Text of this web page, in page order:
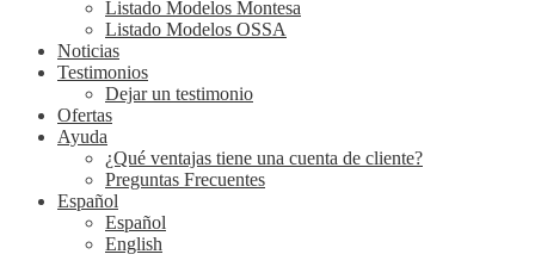
Listado Modelos Montesa
Listado Modelos OSSA
Noticias
Testimonios
Dejar un testimonio
Ofertas
Ayuda
¿Qué ventajas tiene una cuenta de cliente?
Preguntas Frecuentes
Español
Español
English